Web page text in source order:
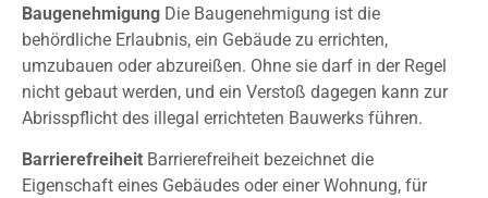
Baugenehmigung Die Baugenehmigung ist die
behördliche Erlaubnis, ein Gebäude zu errichten,
umzubauen oder abzureißen. Ohne sie darf in der Regel
nicht gebaut werden, und ein Verstoß dagegen kann zur
Abrisspflicht des illegal errichteten Bauwerks führen.
Barrierefreiheit Barrierefreiheit bezeichnet die
Eigenschaft eines Gebäudes oder einer Wohnung, für